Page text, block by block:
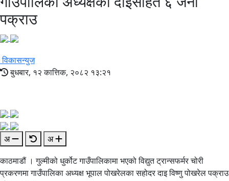
पक्राउ
विकासन्युज
बुधबार, १२ कात्तिक, २०८२ १३:२१
अ
अ
काठमाडौं । गुल्मीको धुर्कोट गाउँपालिकामा भएको विद्युत ट्रान्सफर्मर चोरी
प्रकरणमा गाउँपालिका अध्यक्ष भूपाल पोखरेलका सहोदर दाइ विष्णु पोखरेल पक्राउ